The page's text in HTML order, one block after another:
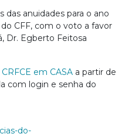
das anuidades para o ano
CFF, com o voto a favor
Dr. Egberto Feitosa
CRFCE em CASA a partir de
com login e senha do
do-